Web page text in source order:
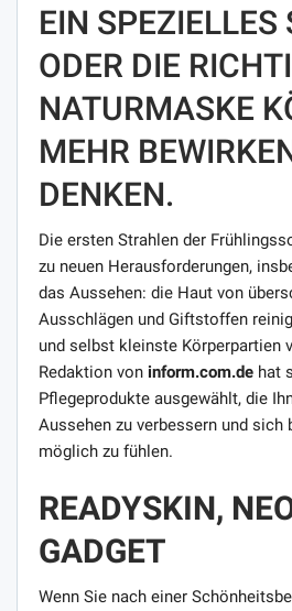
EIN SPEZIELLES
ODER DIE
NATURMASKE
MEHR
DENKEN.
Die ersten Strahlen der
zu neuen Herausforderungen,
das Aussehen: die Haut von
Ausschlägen und Giftstoffen
und selbst kleinste Körperpartien
Redaktion von inform.com.de hat
Pflegeprodukte ausgewählt, die
Aussehen zu verbessern und sich
möglich zu fühlen.
READYSKIN,
GADGET
Wenn Sie nach einer